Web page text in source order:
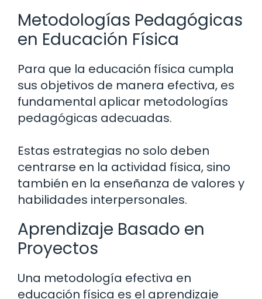
Metodologías Pedagógicas
en Educación Física
Para que la educación física cumpla
sus objetivos de manera efectiva, es
fundamental aplicar metodologías
pedagógicas adecuadas.
Estas estrategias no solo deben
centrarse en la actividad física, sino
también en la enseñanza de valores y
habilidades interpersonales.
Aprendizaje Basado en
Proyectos
Una metodología efectiva en
educación física es el aprendizaje